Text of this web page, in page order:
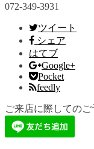
072-349-3931
ツイート
シェア
はてブ
Google+
Pocket
feedly
ご来店に際しての